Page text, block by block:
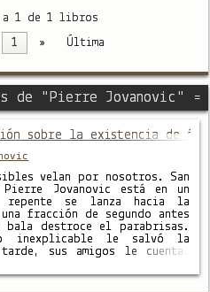
a 1 de 1 libros
1 » Última
de "Pierre Jovanovic" =
sobre la existencia de
velan por nosotros. San
Pierre Jovanovic está en un
repente se lanza hacia la
fracción de segundo antes
bala destroce el parabrisas.
inexplicable le salvó la
sus amigos le cuentan
de la muerte, el